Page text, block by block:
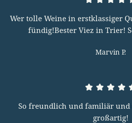
Wer tolle Weine in erstklassiger
fündig!Bester Viez in Trier!
Marvin P.
So freundlich und familiär und
großartig!